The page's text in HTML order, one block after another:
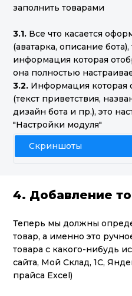
заполнить товарами
3.1. Все что касается
(аватарка, описание бота),
информация которая
она полностью
3.2. Информация которая
(текст приветствия,
дизайн бота и пр.), это
"Настройки модуля"
Скриншоты
4. Добавление
Теперь мы должны
товар, а именно это
товара с какого-нибудь
сайта, Мой Склад, 1С,
прайса Excel)